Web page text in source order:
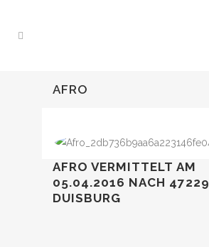
AFRO
AFRO VERMITTELT AM
05.04.2016 NACH 47229
DUISBURG